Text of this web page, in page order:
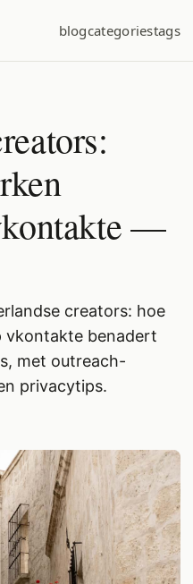
blogcategoriestags
—
creators: hoe
vkontakte benadert
met outreach-
privacytips.